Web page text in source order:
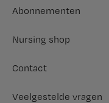
Abonnementen
Nursing shop
Contact
Veelgestelde vragen